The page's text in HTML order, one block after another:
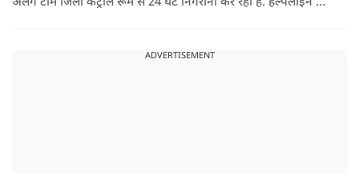
ADVERTISEMENT